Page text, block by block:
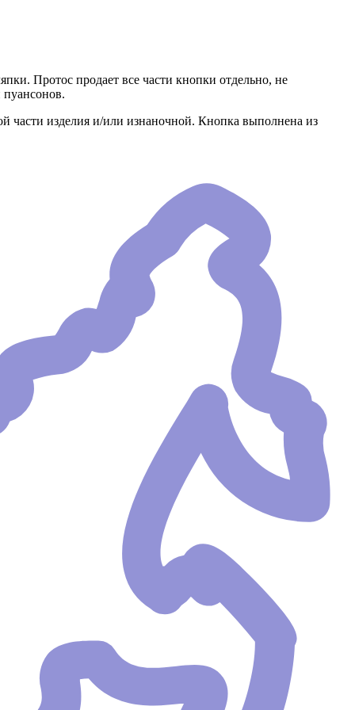
Протос продает все части кнопки отдельно, не
части изделия и/или изнаночной. Кнопка выполнена из